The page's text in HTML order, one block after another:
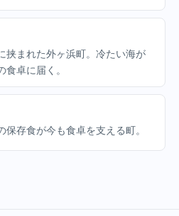
挟まれた外ヶ浜町。冷たい海が
卓に届く。
保存食が今も食卓を支える町。